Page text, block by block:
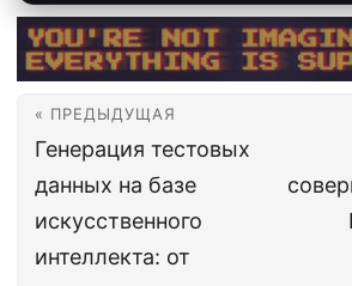
« ПРЕДЫДУЩАЯ
Генерация тестовых
данных на базе
искусственного
интеллекта: от